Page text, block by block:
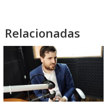
Relacionadas